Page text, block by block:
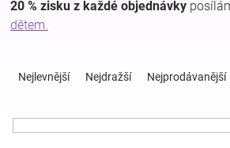
kojenecká
a
20 % zisku z každé objednávky
dětem.
Nejlevnější Nejdražší Nejprodávanější